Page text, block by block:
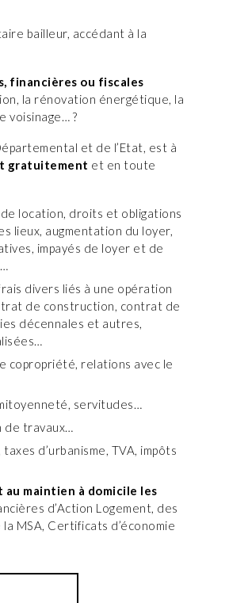
bailleur, accédant à la
financières ou fiscales
la rénovation énergétique, la
voisinage… ?
et de l’Etat, est à
gratuitement et en toute
location, droits et obligations
lieux, augmentation du loyer,
impayés de loyer et de
divers liés à une opération
de construction, contrat de
décennales et autres,
copropriété, relations avec le
servitudes…
de travaux…
d’urbanisme, TVA, impôts
maintien à domicile les
d’Action Logement, des
MSA, Certificats d’économie